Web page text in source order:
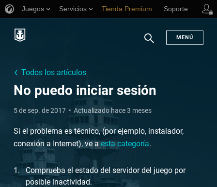
Juegos Servicios Tienda Premium Soporte
MENÚ
Todos los artículos
No puedo iniciar sesión
5 de sep. de 2017 Actualizado hace 3 meses
Si el problema es técnico, (por ejemplo, instalador,
conexión a Internet), ve aesta categoría.
Comprueba el estado del servidor del juego por
posible inactividad.